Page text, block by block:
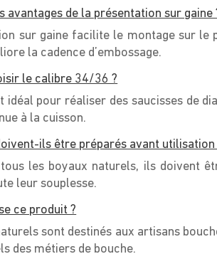
avantages de la présentation sur gaine
sur gaine facilite le montage sur le
la cadence d’embossage.
le calibre 34/36 ?
idéal pour réaliser des saucisses de
à la cuisson.
ils être préparés avant utilisation
les boyaux naturels, ils doivent
leur souplesse.
ce produit ?
sont destinés aux artisans
des métiers de bouche.